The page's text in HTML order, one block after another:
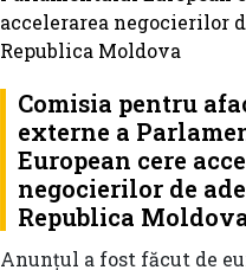
Comisia pentru
externe a
European cere
negocierilor de
Republica
Anunțul a fost făcut de